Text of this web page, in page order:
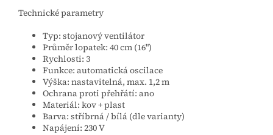
Technické parametry
Typ: stojanový ventilátor
Průměr lopatek: 40 cm (16")
Rychlosti: 3
Funkce: automatická oscilace
Výška: nastavitelná, max. 1,2 m
Ochrana proti přehřátí: ano
Materiál: kov + plast
Barva: stříbrná / bílá (dle varianty)
Napájení: 230 V